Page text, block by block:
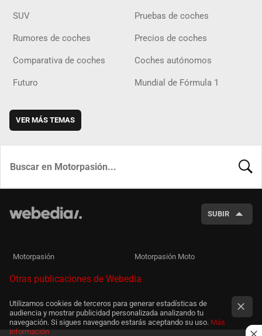
SUV Pruebas de coches
Rumores de coches Precios de coches
Comparativa de coches Coches autónomos
Futuro Mundial de Fórmula 1
VER MÁS TEMAS
SUBIR
Motorpasión Motorpasión Moto
Otras publicaciones de Webedia
Utilizamos cookies de terceros para generar estadísticas de
audiencia y mostrar publicidad personalizada analizando tu
navegación. Si sigues navegando estarás aceptando su uso. Más
información